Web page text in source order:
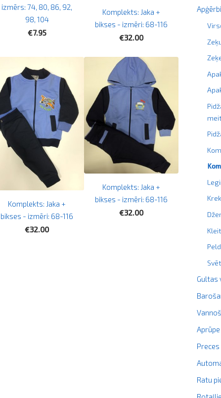
Gultas
Aprūpe
Ratu
izmērs: 74, 80, 86, 92,
98, 104
€7.95
Komplekts: Jaka +
bikses - izmēri: 68-116
€32.00
Komplekts: Jaka +
bikses - izmēri: 68-116
€32.00
Komplekts: Jaka +
bikses - izmēri: 68-116
€32.00